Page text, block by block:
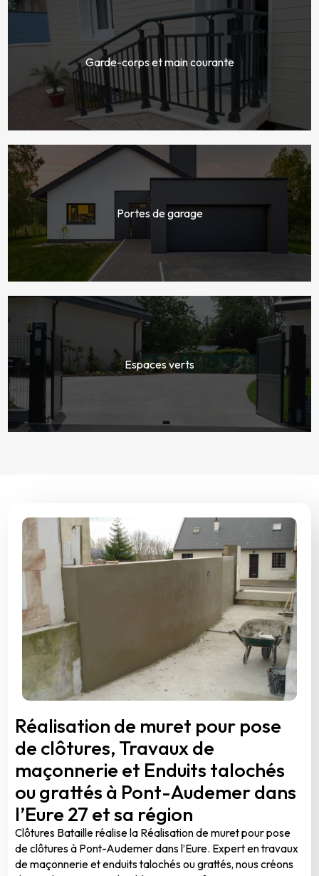
Garde-corps et main courante
Portes de garage
Espaces verts
Réalisation de muret pour pose
de clôtures, Travaux de
maçonnerie et Enduits talochés
ou grattés à Pont-Audemer dans
l’Eure 27 et sa région
Clôtures Bataille réalise la Réalisation de muret pour pose
de clôtures à Pont-Audemer dans l’Eure. Expert en travaux
de maçonnerie et enduits talochés ou grattés, nous créons